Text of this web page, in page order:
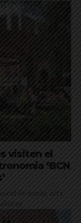
visiten el
‘BCN
de moda, art i